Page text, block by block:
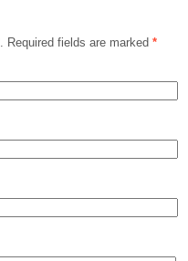
Required fields are marked *